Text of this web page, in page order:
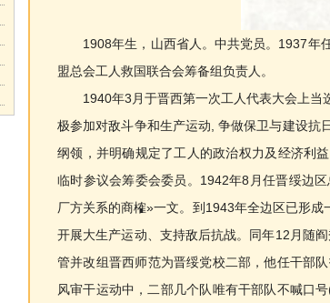
1908年生，山西省人。中共党员。1937年
盟总会工人救国联合会筹备组负责人。
1940年3月于晋西第一次工人代表大会上当
极参加对敌斗争和生产运动, 争做保卫与建设抗
纲领，并明确规定了工人的政治权力及经济利
临时参议会筹委会委员。1942年8月任晋绥边
厂方关系的商榷»一文。到1943年全边区已形
开展大生产运动、支持敌后抗战。同年12月随
管并改组晋西师范为晋绥党校二部，他任干部
风审干运动中，二部几个队唯有干部队不喊口